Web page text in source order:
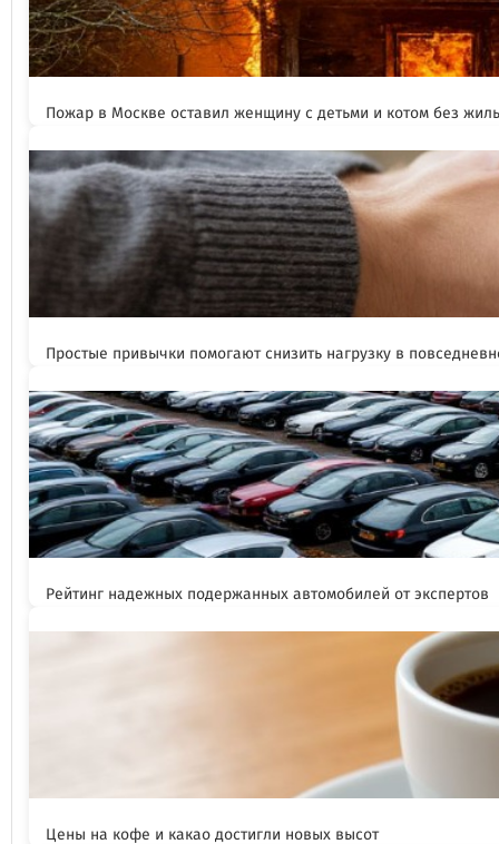
Пожар в Москве оставил женщину с детьми и котом без
Простые привычки помогают снизить нагрузку в
Рейтинг надежных подержанных автомобилей от экспертов
Цены на кофе и какао достигли новых высот